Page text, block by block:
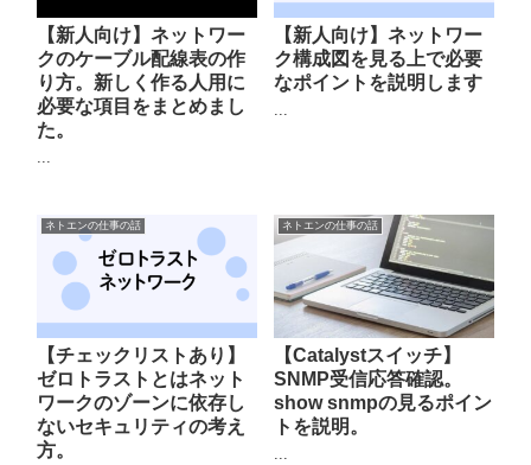
【新人向け】ネットワー
クのケーブル配線表の作
り方。新しく作る人用に
必要な項目をまとめまし
た。
...
【新人向け】ネットワー
ク構成図を見る上で必要
なポイントを説明します
...
ネトエンの仕事の話
【チェックリストあり】
ゼロトラストとはネット
ワークのゾーンに依存し
ないセキュリティの考え
方。
ネトエンの仕事の話
【Catalystスイッチ】
SNMP受信応答確認。
show snmpの見るポイン
トを説明。
...